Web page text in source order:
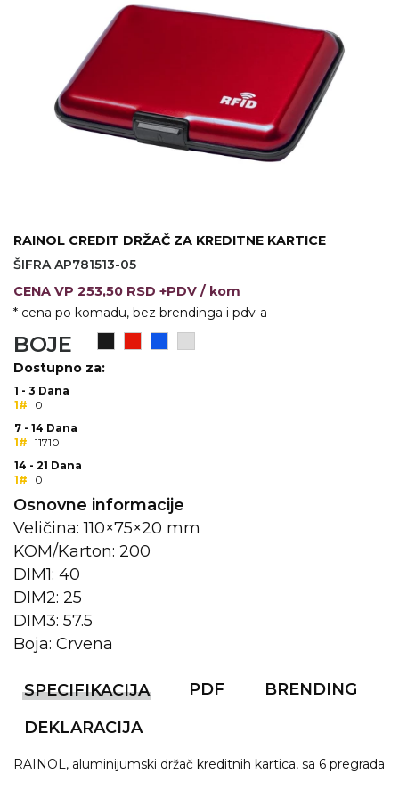
VINO I BAR
UPALJAČI
SLOBODNO VREME
LAMPE
ZDRAVLJE I LEPOTA
DUKSEVI I KABANICE
KAČKETI, KAPE I ŠEŠIRI
POLO MAJICE
KOŠULJE
UNIFORME
STRETCH TOPS
SUBLIMACIJA
CRICKET UPALJAČI
ŠIBICA
JAKNE I PRSLUCI
HYGIENIC KOLEKCIJA
OKOVRATNE ID TRAKICE
PRIBOR ZA PISANJE
TEHNOLOGIJA
USB
TEHNOLOGIJA
GADŽETI
TEKSTIL
KOŠULJE
TEKSTIL
PANTALONE
TEKSTIL
RAINOL CREDIT DRŽAČ ZA KREDITNE KARTICE
ŠIFRA AP781513-05
CENA VP 253,50 RSD +PDV / kom
* cena po komadu, bez brendinga i pdv-a
BOJE
Dostupno za:
1 - 3 Dana
1#
0
7 - 14 Dana
1# 11710
14 - 21 Dana
1#
0
Osnovne informacije
Veličina: 110×75×20 mm
KOM/Karton: 200
DIM1: 40
DIM2: 25
DIM3: 57.5
Boja: Crvena
SPECIFIKACIJA PDF
BRENDING
DEKLARACIJA
RAINOL, aluminijumski držač kreditnih kartica, sa 6 pregrada